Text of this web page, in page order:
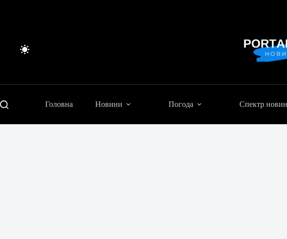
Головна Новини Погода Спектр